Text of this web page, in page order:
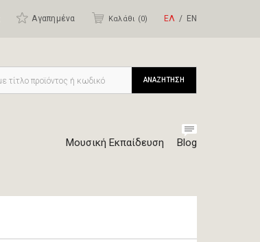
Αγαπημένα Καλάθι (0) ΕΛ ΕΝ
Μουσική Εκπαίδευση Blog
ΑΝΑΖΗΤΗΣΗ